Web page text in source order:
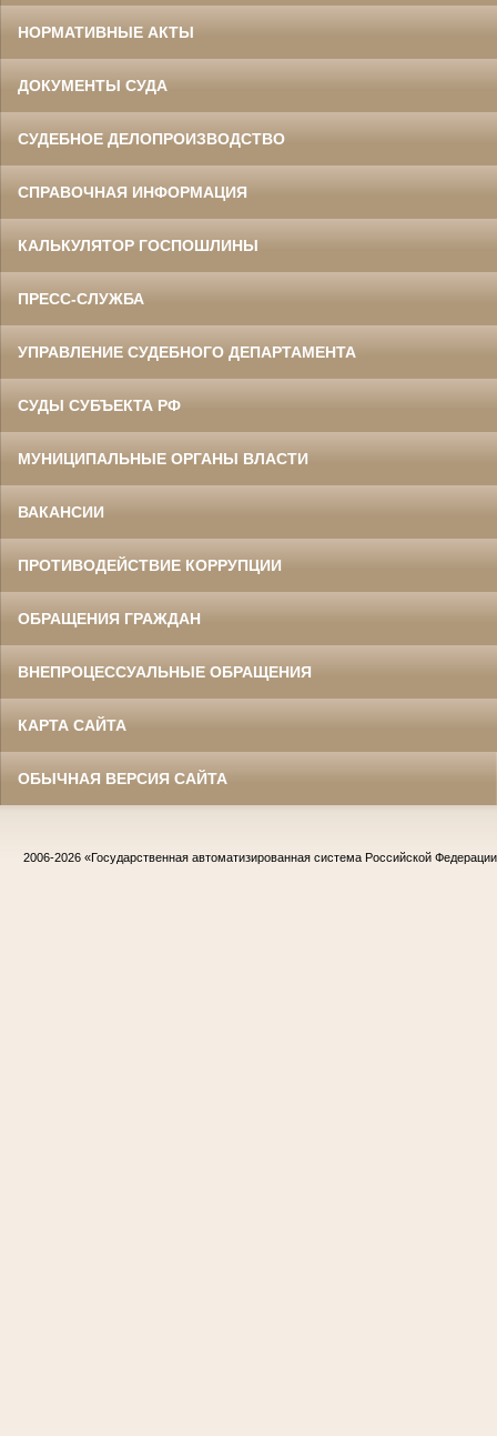
НОРМАТИВНЫЕ АКТЫ
ДОКУМЕНТЫ СУДА
СУДЕБНОЕ ДЕЛОПРОИЗВОДСТВО
СПРАВОЧНАЯ ИНФОРМАЦИЯ
КАЛЬКУЛЯТОР ГОСПОШЛИНЫ
ПРЕСС-СЛУЖБА
УПРАВЛЕНИЕ СУДЕБНОГО ДЕПАРТАМЕНТА
СУДЫ СУБЪЕКТА РФ
МУНИЦИПАЛЬНЫЕ ОРГАНЫ ВЛАСТИ
ВАКАНСИИ
ПРОТИВОДЕЙСТВИЕ КОРРУПЦИИ
ОБРАЩЕНИЯ ГРАЖДАН
ВНЕПРОЦЕССУАЛЬНЫЕ ОБРАЩЕНИЯ
КАРТА САЙТА
ОБЫЧНАЯ ВЕРСИЯ САЙТА
2006-2026 «Государственная автоматизированная система Российской